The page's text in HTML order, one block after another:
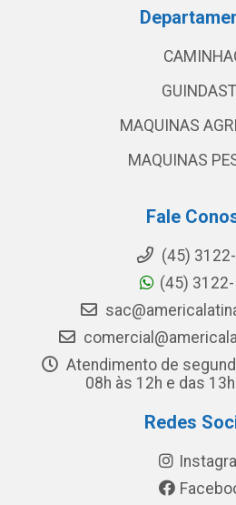
MAQUINAS
MAQUINAS
Fale
(45)
(45)
Atendimento de
08h às 12h e das
Redes